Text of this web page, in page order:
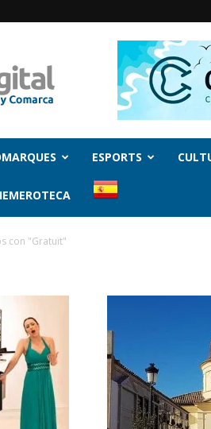
ESPORTS
con "Gratuït"